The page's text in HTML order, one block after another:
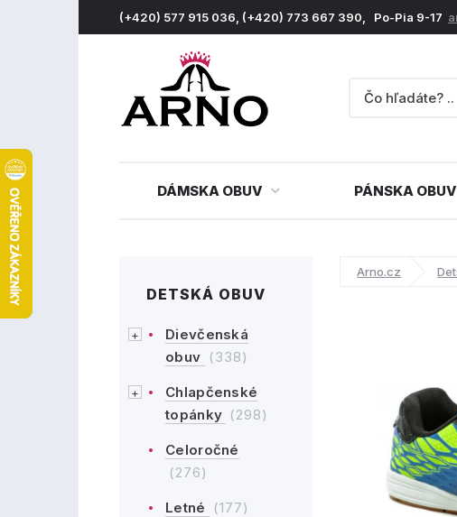
(+420) 577 915 036, (+420) 773 667 390, Po-Pia 9-17
DÁMSKA OBUV PÁNSKA OBUV
DETSKÁ OBUV
Dievčenská
obuv (338)
Chlapčenské
topánky (298)
Celoročné
(276)
Letné (177)
Arno.cz